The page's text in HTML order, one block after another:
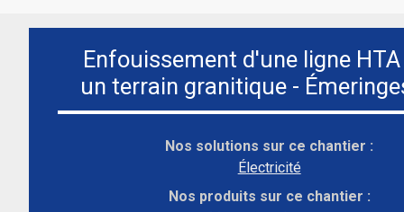
Plus
Enfouissement d'une ligne
un terrain granitique -
Nos solutions sur ce chantier :
Électricité
Nos produits sur ce chantier :